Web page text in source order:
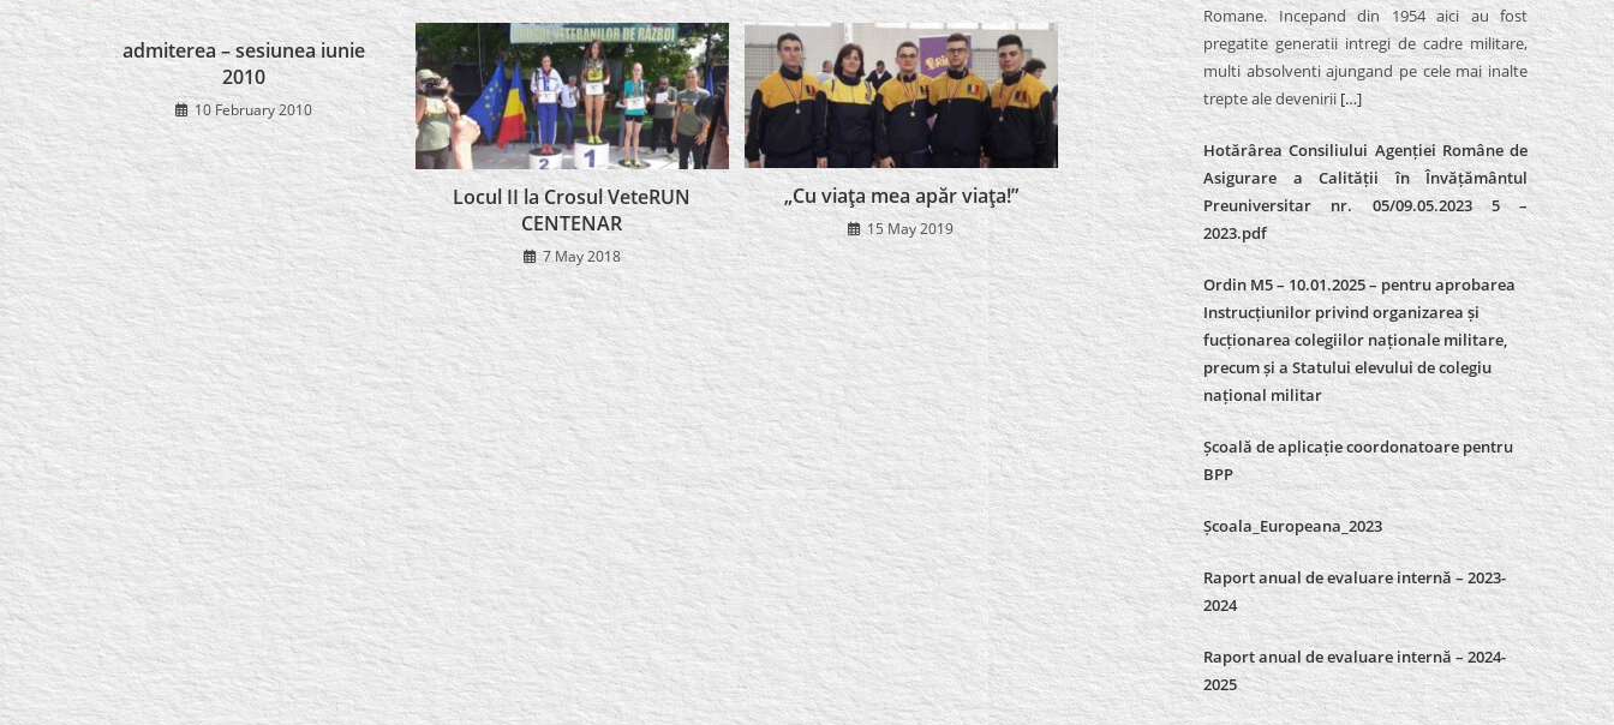
admiterea – sesiunea iunie
2010
10 February 2010
Locul II la Crosul VeteRUN
CENTENAR
7 May 2018
„Cu viaţa mea apăr viaţa!”
15 May 2019
Romane. Incepand din 1954 aici au fost
pregatite generatii intregi de cadre militare,
multi absolventi ajungand pe cele mai inalte
trepte ale devenirii […]
Hotărârea Consiliului Agenției Române de
Asigurare a Calității în Învățământul
Preuniversitar nr. 05/09.05.2023 5 –
2023.pdf
Ordin M5 – 10.01.2025 – pentru aprobarea
Instrucțiunilor privind organizarea și
fucționarea colegiilor naționale militare,
precum și a Statului elevului de colegiu
național militar
Școală de aplicație coordonatoare pentru
BPP
Școala_Europeana_2023
Raport anual de evaluare internă – 2023-
2024
Raport anual de evaluare internă –2024-
2025